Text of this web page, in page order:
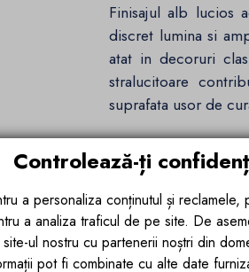
Finisajul alb lucios
discret lumina si
atat in decoruri
stralucitoare
suprafata usor de
Material durabil si
Lavoarul este
sa la umezeala,
pastrandu-si
este placuta la
Controlează-ți
a personaliza conținutul și
a analiza traficul de pe site. De
ul nostru cu partenerii noștri din
pot fi combinate cu alte date